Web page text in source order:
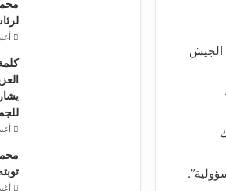
الجيش
لرئاسيات